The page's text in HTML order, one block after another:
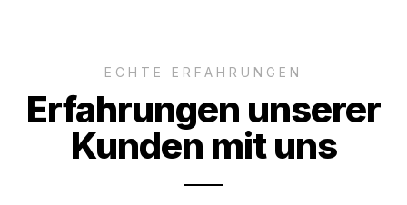
ECHTE ERFAHRUNGEN
Erfahrungen unserer
Kunden mit uns